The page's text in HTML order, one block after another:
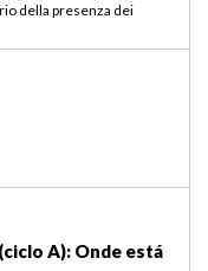
sulla riorganizzazione
A): “Ordena-